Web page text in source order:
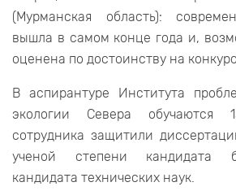
(Мурманская область):
вышла в самом конце года и,
оценена по достоинству на
В аспирантуре Института
экологии Севера обучаются
сотрудника защитили
ученой степени кандидата
кандидата технических наук.